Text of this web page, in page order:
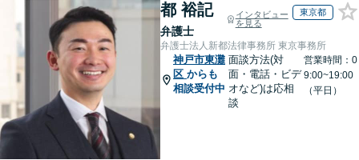
都 裕記
弁護士
インタビュー
を見る
東京都
弁護士法人新都法律事務所 東京事務所
神戸市東灘
区 からも
相談受付中
面談方法(対
面・電話・ビデ
オなど)は応相
談
営業時間：0
9:00~19:00
（平日）